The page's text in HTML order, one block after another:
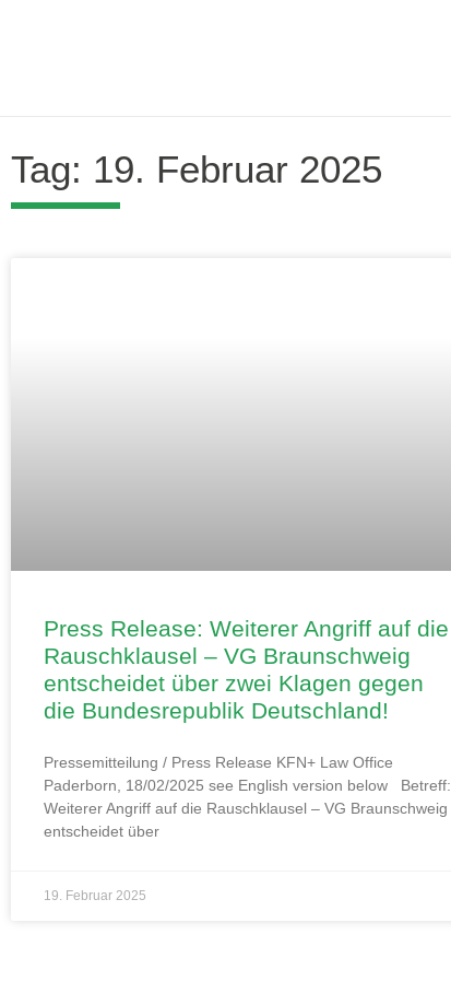
Tag: 19. Februar 2025
Press Release: Weiterer Angriff auf die
Rauschklausel – VG Braunschweig
entscheidet über zwei Klagen gegen
die Bundesrepublik Deutschland!
Pressemitteilung / Press Release KFN+ Law Office
Paderborn, 18/02/2025 see English version below Betreff:
Weiterer Angriff auf die Rauschklausel – VG Braunschweig
entscheidet über
19. Februar 2025